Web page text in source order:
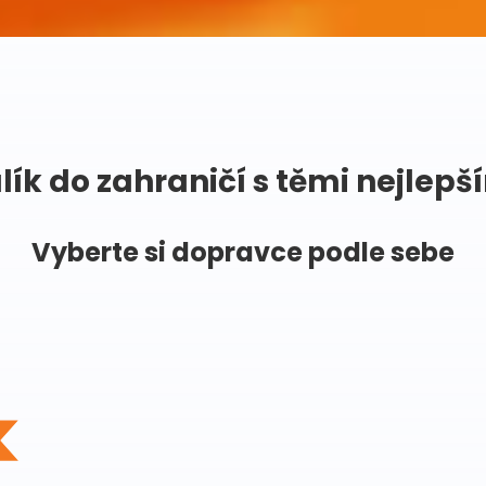
do zahraničí s těmi
Vyberte si dopravce podle sebe